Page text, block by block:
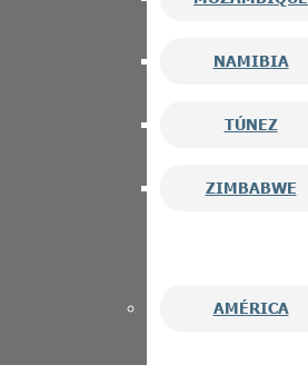
NAMIBIA
TÚNEZ
ZIMBABWE
AMÉRICA